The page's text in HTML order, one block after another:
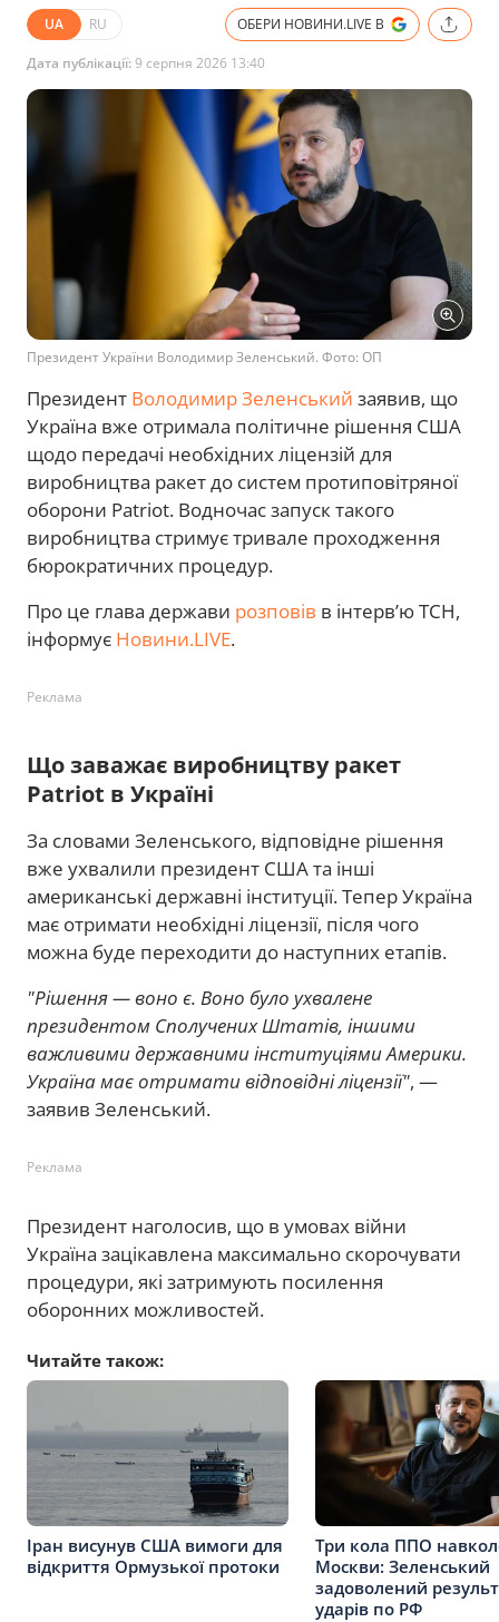
UA RU ОБЕРИ НОВИНИ.LIVE В
Дата публікації:9 серпня 2026 13:40
Президент України Володимир Зеленський. Фото: ОП
Президент Володимир Зеленський заявив, що
Україна вже отримала політичне рішення США
щодо передачі необхідних ліцензій для
виробництва ракет до систем протиповітряної
оборони Patriot. Водночас запуск такого
виробництва стримує тривале проходження
бюрократичних процедур.
Про це глава держави розповів в інтерв’ю ТСН,
інформує Новини.LIVE.
Реклама
Що заважає виробництву ракет
Patriot в Україні
За словами Зеленського, відповідне рішення
вже ухвалили президент США та інші
американські державні інституції. Тепер Україна
має отримати необхідні ліцензії, після чого
можна буде переходити до наступних етапів.
"Рішення — воно є. Воно було ухвалене
президентом Сполучених Штатів, іншими
важливими державними інституціями Америки.
Україна має отримати відповідні ліцензії", —
заявив Зеленський.
Реклама
Президент наголосив, що в умовах війни
Україна зацікавлена максимально скорочувати
процедури, які затримують посилення
оборонних можливостей.
Читайте також:
Іран висунув США вимоги для
відкриття Ормузької протоки
Три кола ППО
Москви: Зеленський
задоволений
ударів по РФ